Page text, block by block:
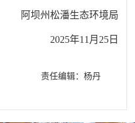
阿坝州松潘生态环境局
2025年11月25日
责任编辑：杨丹